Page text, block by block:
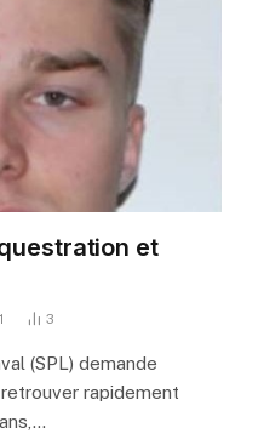
et
3
(SPL) demande
rapidement